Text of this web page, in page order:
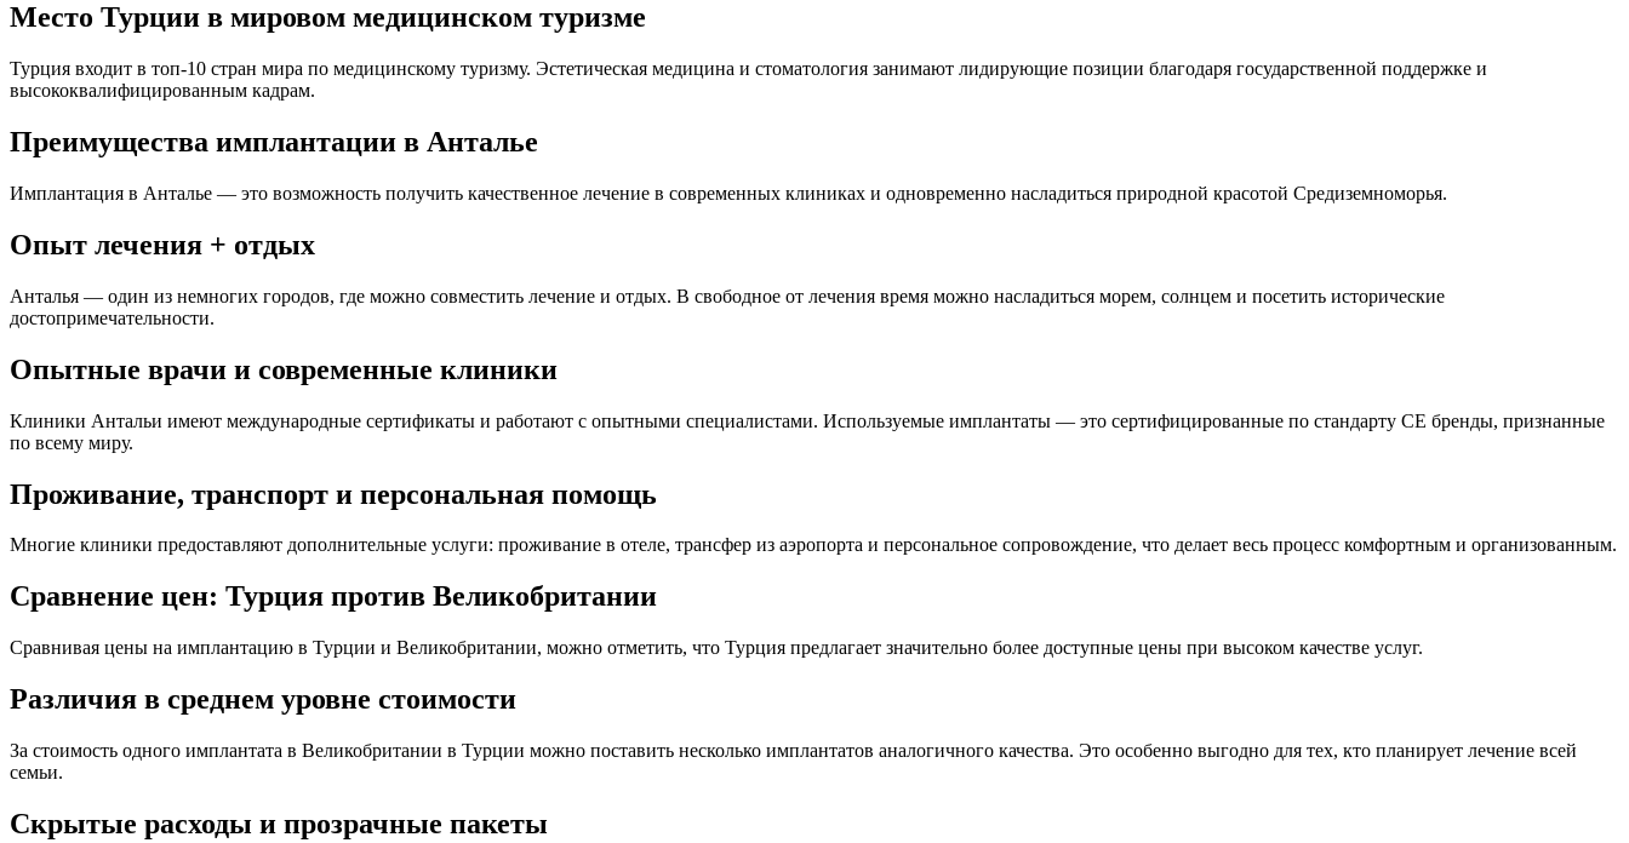
Место Турции в мировом медицинском туризме
Турция входит в топ-10 стран мира по медицинскому туризму. Эстетическая медицина и стоматология занимают лидирующие позиции благодаря государственной поддержке и
высококвалифицированным кадрам.
Преимущества имплантации в Анталье
Имплантация в Анталье — это возможность получить качественное лечение в современных клиниках и одновременно насладиться природной красотой Средиземноморья.
Опыт лечения + отдых
Анталья — один из немногих городов, где можно совместить лечение и отдых. В свободное от лечения время можно насладиться морем, солнцем и посетить исторические
достопримечательности.
Опытные врачи и современные клиники
Клиники Антальи имеют международные сертификаты и работают с опытными специалистами. Используемые имплантаты — это сертифицированные по стандарту CE бренды, признанные
по всему миру.
Проживание, транспорт и персональная помощь
Многие клиники предоставляют дополнительные услуги: проживание в отеле, трансфер из аэропорта и персональное сопровождение, что делает весь процесс комфортным и организованным.
Сравнение цен: Турция против Великобритании
Сравнивая цены на имплантацию в Турции и Великобритании, можно отметить, что Турция предлагает значительно более доступные цены при высоком качестве услуг.
Различия в среднем уровне стоимости
За стоимость одного имплантата в Великобритании в Турции можно поставить несколько имплантатов аналогичного качества. Это особенно выгодно для тех, кто планирует лечение всей
семьи.
Скрытые расходы и прозрачные пакеты